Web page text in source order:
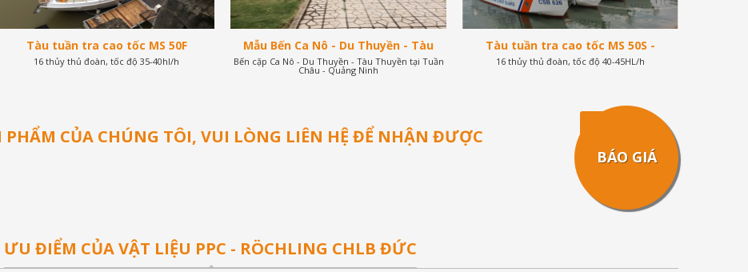
Tàu tuần tra cao tốc MS 50F
16 thủy thủ đoàn, tốc độ 35-40hl/h
Mẫu Bến Ca Nô - Du Thuyền - Tàu
Thuyền tại Tuần Châu - Hạ Long -
Quảng Ninh
Bến cặp Ca Nô - Du Thuyền - Tàu Thuyền tại Tuần
Châu - Quảng Ninh
Tàu tuần tra cao tốc MS 50S -
2x370HP
16 thủy thủ đoàn, tốc độ 40-45HL/h
CỦA CHÚNG TÔI, VUI LÒNG LIÊN HỆ ĐỂ NHẬN ĐƯỢC
BÁO GIÁ
ƯU ĐIỂM CỦA VẬT LIỆU PPC - RÖCHLING CHLB ĐỨC